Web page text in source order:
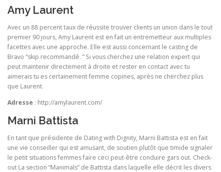
Amy Laurent
Avec un 88 percent taux de réussite trouver clients un union dans le tout
premier 90 jours, Amy Laurent est en fait un entremetteur aux multiples
facettes avec une approche. Elle est aussi concernant le casting de
Bravo “skip recommandé. ” Si vous cherchez une relation expert qui
peut maintenir directement à droite et rester en contact avec tu
aimerais tu es certainement femme copines, après ne cherchez plus
que Laurent.
Adresse : http://amylaurent.com/
Marni Battista
En tant que présidente de Dating with Dignity, Marni Battista est en fait
une vie conseiller qui est amusant, de soutien plutôt que timide signaler
le petit situations femmes faire ceci peut-être conduire gars out. Check-
out La section “Manimals” de Battista dans laquelle elle décrit les divers